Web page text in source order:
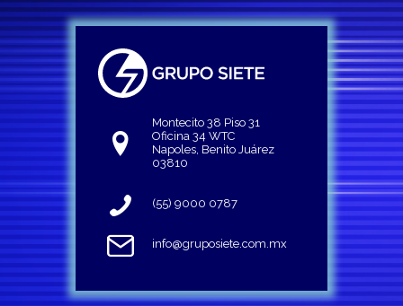
Montecito 38 Piso 31
Oficina 34 WTC
Napoles, Benito Juárez
03810
(55) 9000 0787
info@gruposiete.com.mx